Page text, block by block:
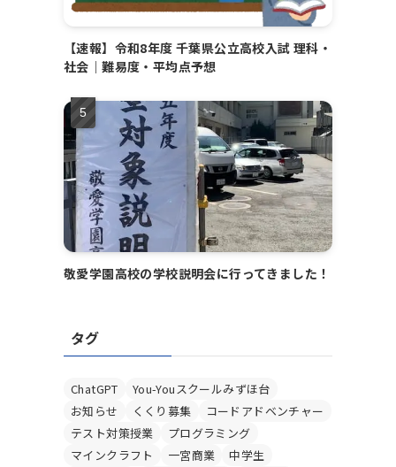
【速報】令和8年度 千葉県公立高校入試 理科・
社会｜難易度・平均点予想
敬愛学園高校の学校説明会に行ってきました！
タグ
ChatGPT
You-Youスクールみずほ台
お知らせ
くくり募集
コードアドベンチャー
テスト対策授業
プログラミング
マインクラフト
一宮商業
中学生